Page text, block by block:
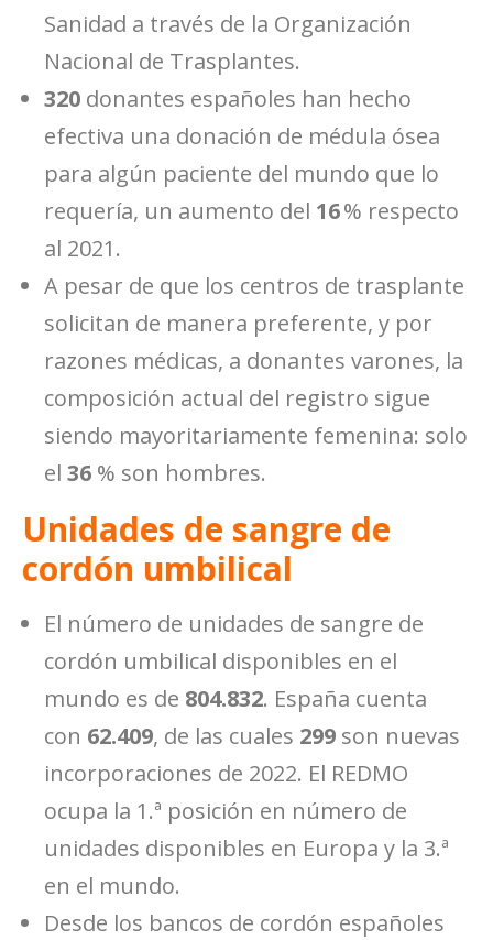
Sanidad a través de la Organización
Nacional de Trasplantes.
320 donantes españoles han hecho
efectiva una donación de médula ósea
para algún paciente del mundo que lo
requería, un aumento del 16% respecto
al 2021.
A pesar de que los centros de trasplante
solicitan de manera preferente, y por
razones médicas, a donantes varones, la
composición actual del registro sigue
siendo mayoritariamente femenina: solo
el 36 % son hombres.
Unidades de sangre de
cordón umbilical
El número de unidades de sangre de
cordón umbilical disponibles en el
mundo es de 804.832. España cuenta
con 62.409, de las cuales 299 son nuevas
incorporaciones de 2022. El REDMO
ocupa la 1.ª posición en número de
unidades disponibles en Europa y la 3.ª
en el mundo.
Desde los bancos de cordón españoles